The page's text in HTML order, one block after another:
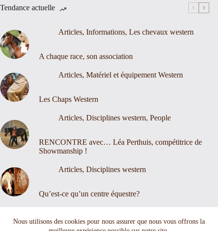
Nous utilisons des cookies pour nous assurer que nous vous offrons la
Tendance actuelle
Articles, Informations, Les chevaux western
A chaque race, son association
Articles, Matériel et équipement Western
Les Chaps Western
Articles, Disciplines western, People
RENCONTRE avec… Léa Perthuis, compétitrice de
Showmanship !
Articles, Disciplines western
Qu’est-ce qu’un centre équestre?
Nous contacter Mentions légales